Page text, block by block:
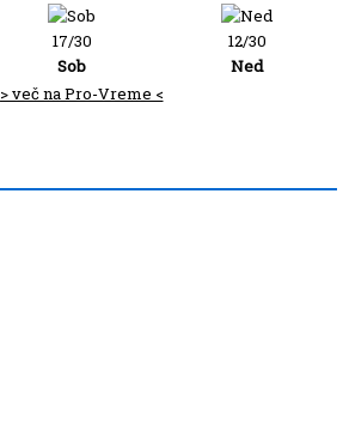
17/30
Sob
12/30
Ned
> več na Pro-Vreme <